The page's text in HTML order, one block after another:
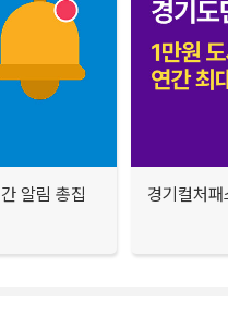
알림 총집
경기컬처